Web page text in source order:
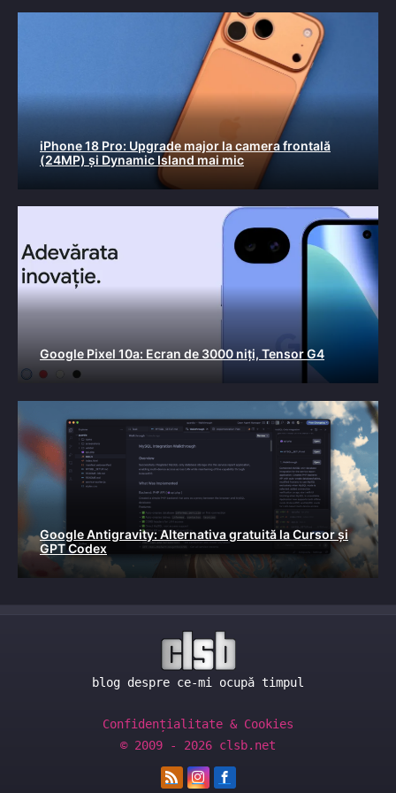
iPhone 18 Pro: Upgrade major la camera frontală
(24MP) și Dynamic Island mai mic
Google Pixel 10a: Ecran de 3000 niți, Tensor G4
Google Antigravity: Alternativa gratuită la Cursor și
GPT Codex
blog despre ce-mi ocupă timpul
Confidențialitate & Cookies
© 2009 - 2026 clsb.net